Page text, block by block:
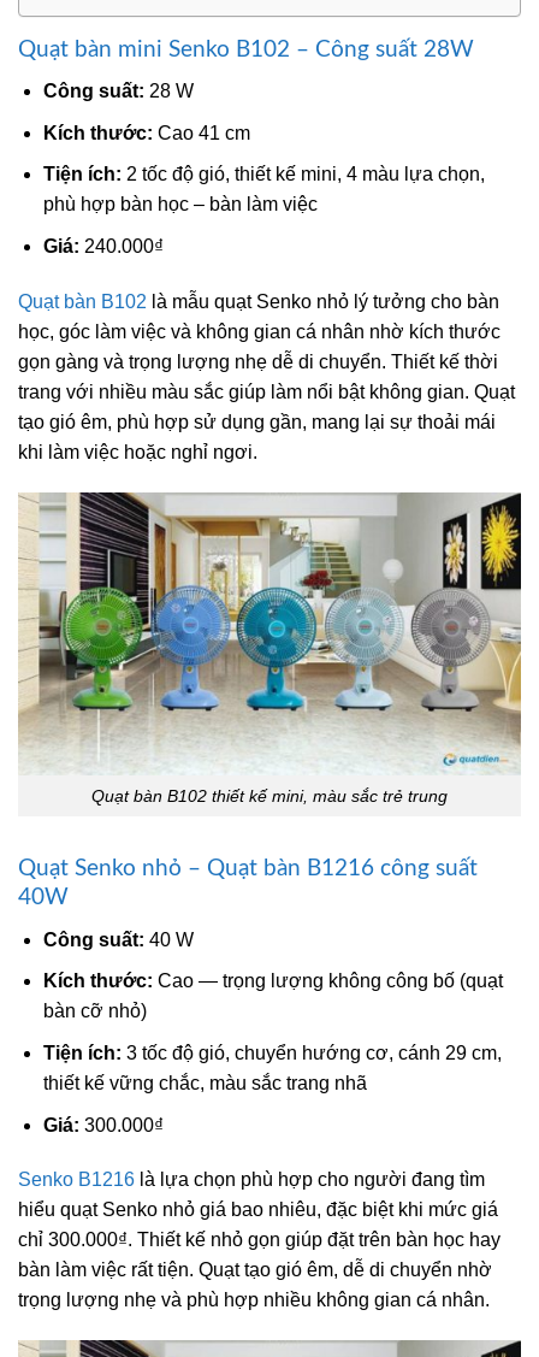
Quạt bàn mini Senko B102 – Công suất 28W
Công suất: 28 W
Kích thước: Cao 41 cm
Tiện ích: 2 tốc độ gió, thiết kế mini, 4 màu lựa chọn,
phù hợp bàn học – bàn làm việc
Giá: 240.000₫
Quạt bàn B102 là mẫu quạt Senko nhỏ lý tưởng cho bàn
học, góc làm việc và không gian cá nhân nhờ kích thước
gọn gàng và trọng lượng nhẹ dễ di chuyển. Thiết kế thời
trang với nhiều màu sắc giúp làm nổi bật không gian. Quạt
tạo gió êm, phù hợp sử dụng gần, mang lại sự thoải mái
khi làm việc hoặc nghỉ ngơi.
Quạt bàn B102 thiết kế mini, màu sắc trẻ trung
Quạt Senko nhỏ – Quạt bàn B1216 công suất
40W
Công suất: 40 W
Kích thước: Cao — trọng lượng không công bố (quạt
bàn cỡ nhỏ)
Tiện ích: 3 tốc độ gió, chuyển hướng cơ, cánh 29 cm,
thiết kế vững chắc, màu sắc trang nhã
Giá: 300.000₫
Senko B1216 là lựa chọn phù hợp cho người đang tìm
hiểu quạt Senko nhỏ giá bao nhiêu, đặc biệt khi mức giá
chỉ 300.000₫. Thiết kế nhỏ gọn giúp đặt trên bàn học hay
bàn làm việc rất tiện. Quạt tạo gió êm, dễ di chuyển nhờ
trọng lượng nhẹ và phù hợp nhiều không gian cá nhân.